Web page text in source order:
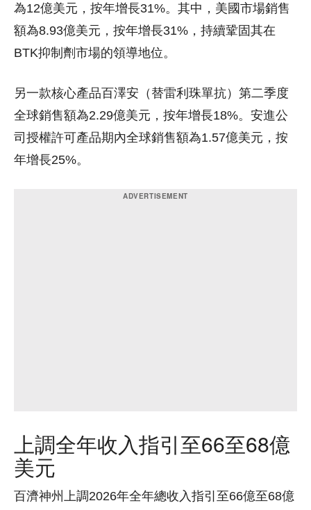
為12億美元，按年增長31%。其中，美國市場銷售
額為8.93億美元，按年增長31%，持續鞏固其在
BTK抑制劑市場的領導地位。
另一款核心產品百澤安（替雷利珠單抗）第二季度
全球銷售額為2.29億美元，按年增長18%。安進公
司授權許可產品期內全球銷售額為1.57億美元，按
年增長25%。
上調全年收入指引至66至68億
美元
百濟神州上調2026年全年總收入指引至66億至68億